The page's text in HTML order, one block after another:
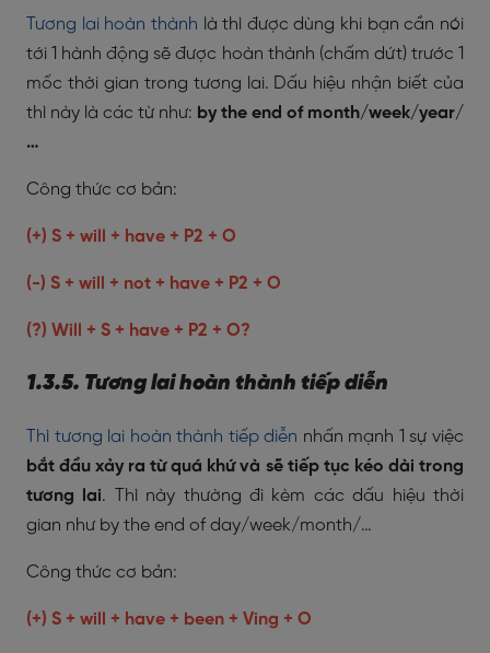
Tương lai hoàn thành là thì được dùng khi bạn cần nói
tới 1 hành động sẽ được hoàn thành (chấm dứt) trước 1
mốc thời gian trong tương lai. Dấu hiệu nhận biết của
thì này là các từ như: by the end of month/week/year/
…
Công thức cơ bản:
(+) S + will + have + P2 + O
(-) S + will + not + have + P2 + O
(?) Will + S + have + P2 + O?
1.3.5. Tương lai hoàn thành tiếp diễn
Thì tương lai hoàn thành tiếp diễn nhấn mạnh 1 sự việc
bắt đầu xảy ra từ quá khứ và sẽ tiếp tục kéo dài trong
tương lai. Thì này thường đi kèm các dấu hiệu thời
gian như by the end of day/week/month/…
Công thức cơ bản:
(+) S + will + have + been + Ving + O